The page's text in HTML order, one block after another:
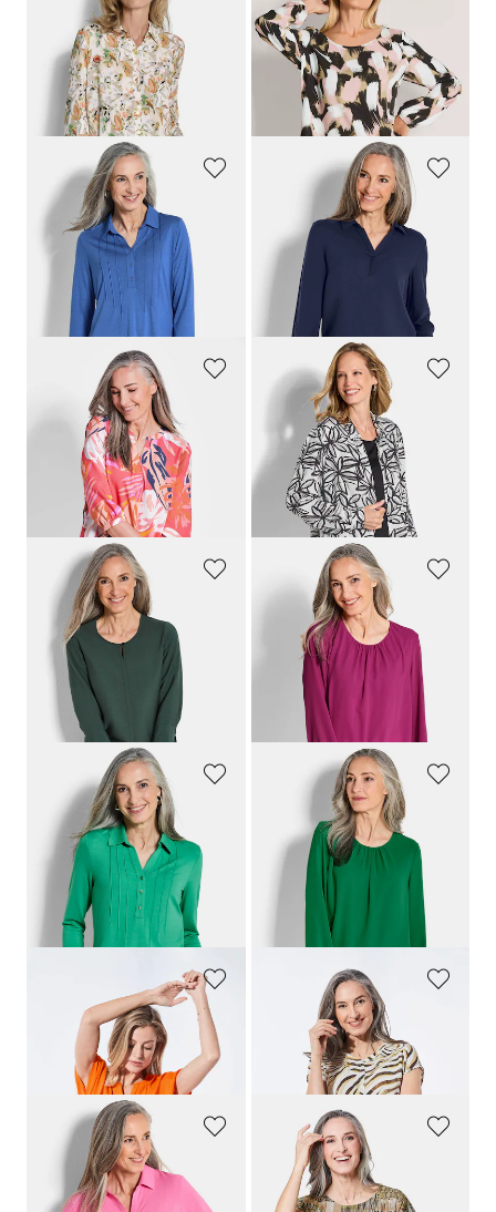
49,95 €109,95 €
Laagste prijs van de afgelopen 30
dagen**: 59,95 € (-16%)
GOLDNER
Blouse van pure viscose
19,95 €89,95 €
Laagste prijs van de afgelopen 30
dagen**: 24,95 € (-20%)
GOLDNER
Tuniekshirt van jersey met biesjes
89,95 €
Laagste prijs van de afgelopen 30
dagen**: 59,95 €
(-16%)
49,95 €
89,95 €
GOLDNER
89,95 €
Laagste prijs van de afgelopen 30
dagen**: 89,95 € (-33%)
GOLDNER
Overhemdblouse van pure viscose
99,95 €
Laagste prijs van de afgelopen 30
dagen**: 89,95 € (-22%)
GOLDNER
44,95 € 89,95 €
Laagste prijs van de afgelopen 30
dagen**: 49,95 €
(-10%)
GOLDNER
Elegante blouse van chiffon
69,95 €
+ 4
Laagste prijs van de afgelopen 30
dagen**: 49,95 €
GOLDNER
Tuniekshirt van jersey met biesjes
49,95 €89,95 €
Laagste prijs van de afgelopen 30
dagen**: 59,95 € (-16%)
Elegante blouse van chiffon
39,95 €
69,95 €
+ 4
Laagste prijs van de afgelopen 30
dagen**: 49,95 €
(-20%)
GOLDNER
Blouse met tuniekhals
89,95 € 89,95 €
GOLDNER
49,95 €89,95 €
GOLDNER
Blouse
29,95 €69,95 €